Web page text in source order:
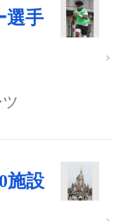
選手
施設